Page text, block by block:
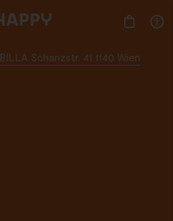
BILLA Schanzstr. 41 1140 Wien